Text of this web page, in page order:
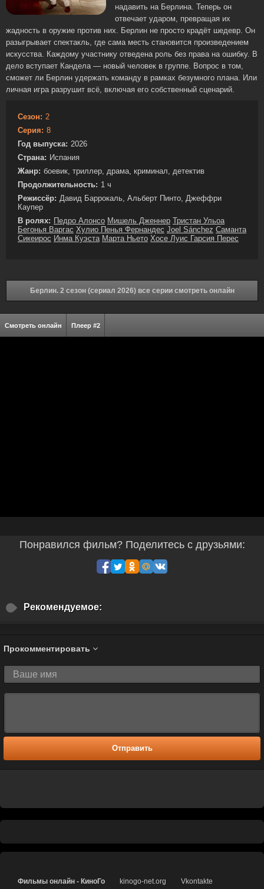
надавить на Берлина. Теперь он
отвечает ударом, превращая их
жадность в оружие против них. Берлин не просто крадёт шедевр. Он
разыгрывает спектакль, где сама месть становится произведением
искусства. Каждому участнику отведена роль без права на ошибку. В
дело вступает Кандела — новый человек в группе. Вопрос в том,
сможет ли Берлин удержать команду в рамках безумного плана. Или
личная игра разрушит всё, включая его собственный сценарий.
Сезон: 2
Серия: 8
Год выпуска: 2026
Страна: Испания
Жанр: боевик, триллер, драма, криминал, детектив
Продолжительность: 1 ч
Режиссёр: Давид Баррокаль, Альберт Пинто, Джеффри
Каупер
В ролях: Педро Алонсо Мишель Дженнер Тристан Ульоа
Бегонья Варгас Хулио Пенья Фернандес Joel Sánchez Саманта
Сикеирос Инма Куэста Марта Ньето Хосе Луис Гарсия Перес
Берлин. 2 сезон (сериал 2026) все серии смотреть онлайн
Смотреть онлайн Плеер #2
Понравился фильм? Поделитесь с друзьями:
Рекомендуемое:
Прокомментировать
Отправить
Фильмы онлайн - КиноГо kinogo-net.org Vkontakte